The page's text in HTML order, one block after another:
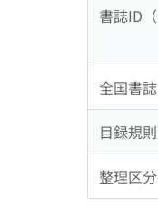
書誌ID
全国書
目録規則
整理区